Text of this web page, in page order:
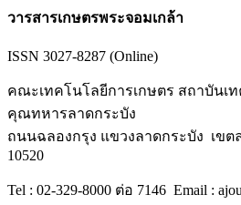
วารสารเกษตรพระจอมเกล้า
ISSN 3027-8287 (Online)
คณะเทคโนโลยีการเกษตร สถาบันเท
คุณทหารลาดกระบัง
ถนนฉลองกรุง แขวงลาดกระบัง เขต
10520
Tel : 02-329-8000 ต่อ 7146 Email :